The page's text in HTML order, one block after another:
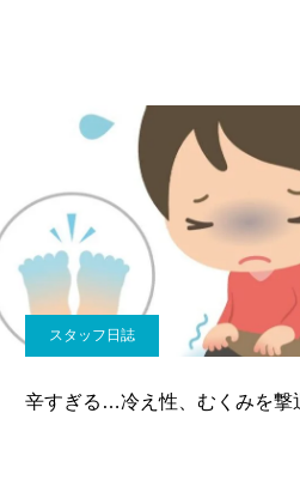
スタッフ日誌
辛すぎる…冷え性、むくみを撃